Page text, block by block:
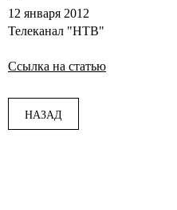
12 января 2012
Телеканал "НТВ"
Ссылка на статью
НАЗАД